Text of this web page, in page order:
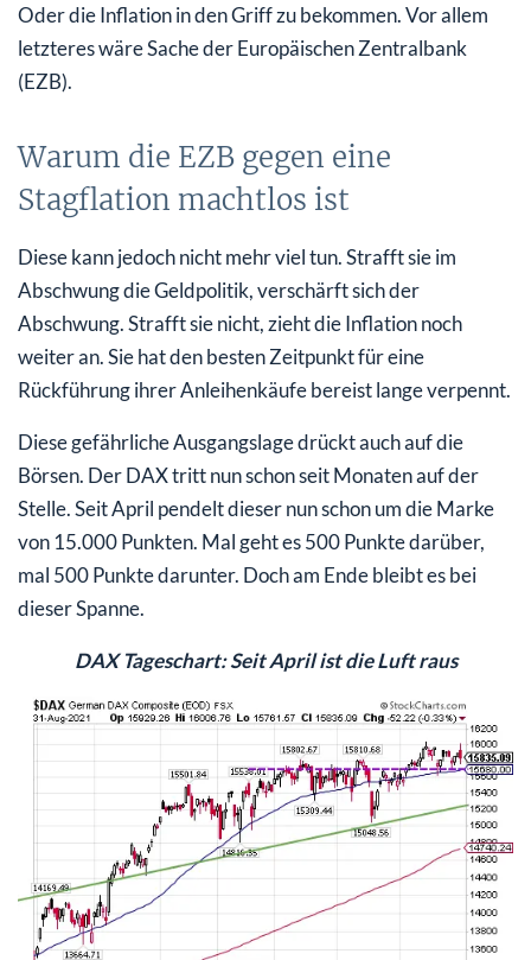
Oder die Inflation in den Griff zu bekommen. Vor allem
letzteres wäre Sache der Europäischen Zentralbank
(EZB).
Warum die EZB gegen eine
Stagflation machtlos ist
Diese kann jedoch nicht mehr viel tun. Strafft sie im
Abschwung die Geldpolitik, verschärft sich der
Abschwung. Strafft sie nicht, zieht die Inflation noch
weiter an. Sie hat den besten Zeitpunkt für eine
Rückführung ihrer Anleihenkäufe bereist lange verpennt.
Diese gefährliche Ausgangslage drückt auch auf die
Börsen. Der DAX tritt nun schon seit Monaten auf der
Stelle. Seit April pendelt dieser nun schon um die Marke
von 15.000 Punkten. Mal geht es 500 Punkte darüber,
mal 500 Punkte darunter. Doch am Ende bleibt es bei
dieser Spanne.
DAX Tageschart: Seit April ist die Luft raus